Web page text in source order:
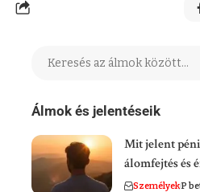
Álmok és jelentéseik
Mit jelent
álomfejtés és
SzemélyekP